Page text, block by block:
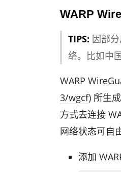
WARP
TIPS: 因部
络。比如中
WARP
3/wgcf) 所生
方式去连接
网络状态可自
添加